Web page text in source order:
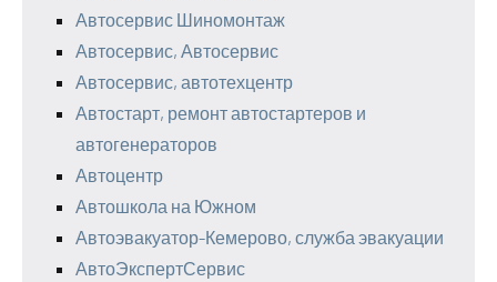
Автосервис Шиномонтаж
Автосервис, Автосервис
Автосервис, автотехцентр
Автостарт, ремонт автостартеров и
автогенераторов
Автоцентр
Автошкола на Южном
Автоэвакуатор-Кемерово, служба эвакуации
АвтоЭкспертСервис